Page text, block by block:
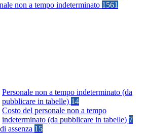
non a tempo indeterminato 1561
Personale non a tempo indeterminato (da
pubblicare in tabelle) 14
Costo del personale non a tempo
indeterminato (da pubblicare in tabelle) 7
assenza 15